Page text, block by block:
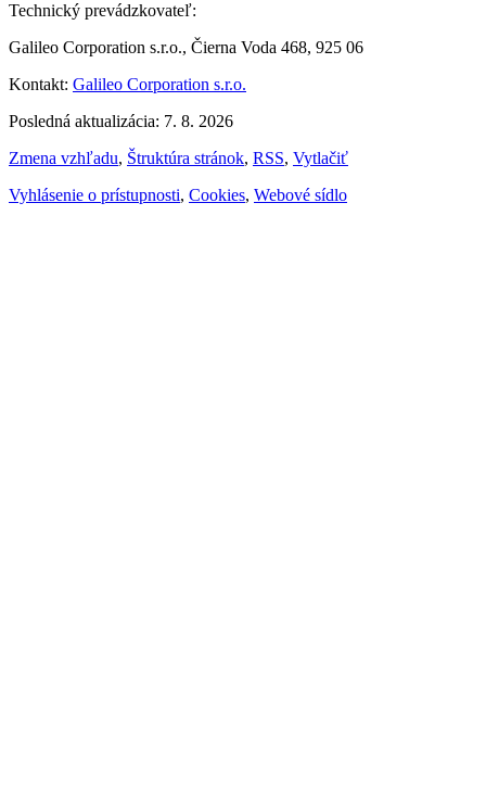
Technický prevádzkovateľ:
Galileo Corporation s.r.o., Čierna Voda 468, 925 06
Kontakt: Galileo Corporation s.r.o.
Posledná aktualizácia: 7. 8. 2026
Zmena vzhľadu, Štruktúra stránok, RSS, Vytlačiť
Vyhlásenie o prístupnosti, Cookies, Webové sídlo